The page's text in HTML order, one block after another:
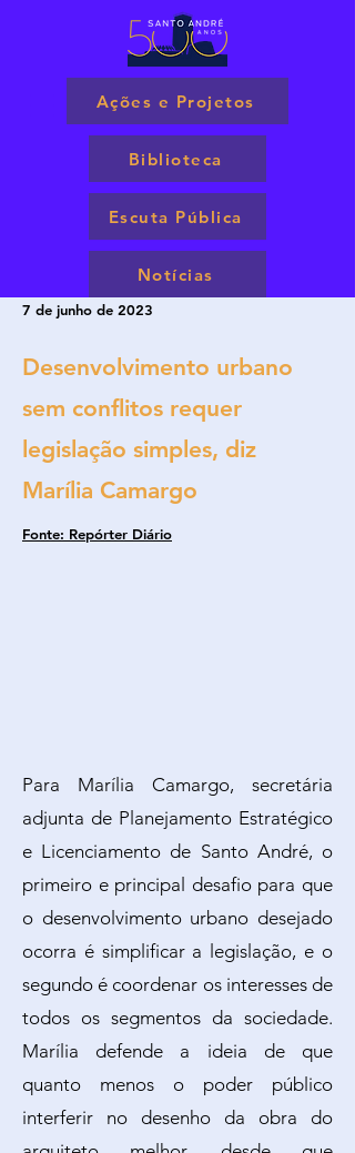
Ações e Projetos
Biblioteca
Escuta Pública
Notícias
7 de junho de 2023
Desenvolvimento urbano
sem conflitos requer
legislação simples, diz
Marília Camargo
Fonte: Repórter Diário
Para Marília Camargo, secretária
adjunta de Planejamento Estratégico
e Licenciamento de Santo André, o
primeiro e principal desafio para que
o desenvolvimento urbano desejado
ocorra é simplificar a legislação, e o
segundo é coordenar os interesses de
todos os segmentos da sociedade.
Marília defende a ideia de que
quanto menos o poder público
interferir no desenho da obra do